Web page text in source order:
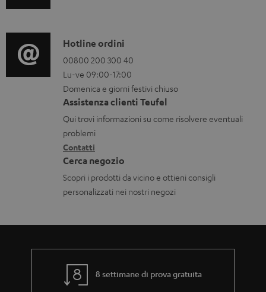
t
i
s
c
a
r
i
c
a
i
o
r
m
a
z
i
o
n
i
a
C
o
n
t
a
t
t
i
Hotline ordini
00800 200 300 40
Lu-ve 09:00-17:00
Domenica e giorni festivi chiuso
Assistenza clienti Teufel
Qui trovi informazioni su come risolvere eventuali
problemi
Contatti
Cerca negozio
Scopri i prodotti da vicino e ottieni consigli
personalizzati nei nostri negozi
8 settimane di prova gratuita